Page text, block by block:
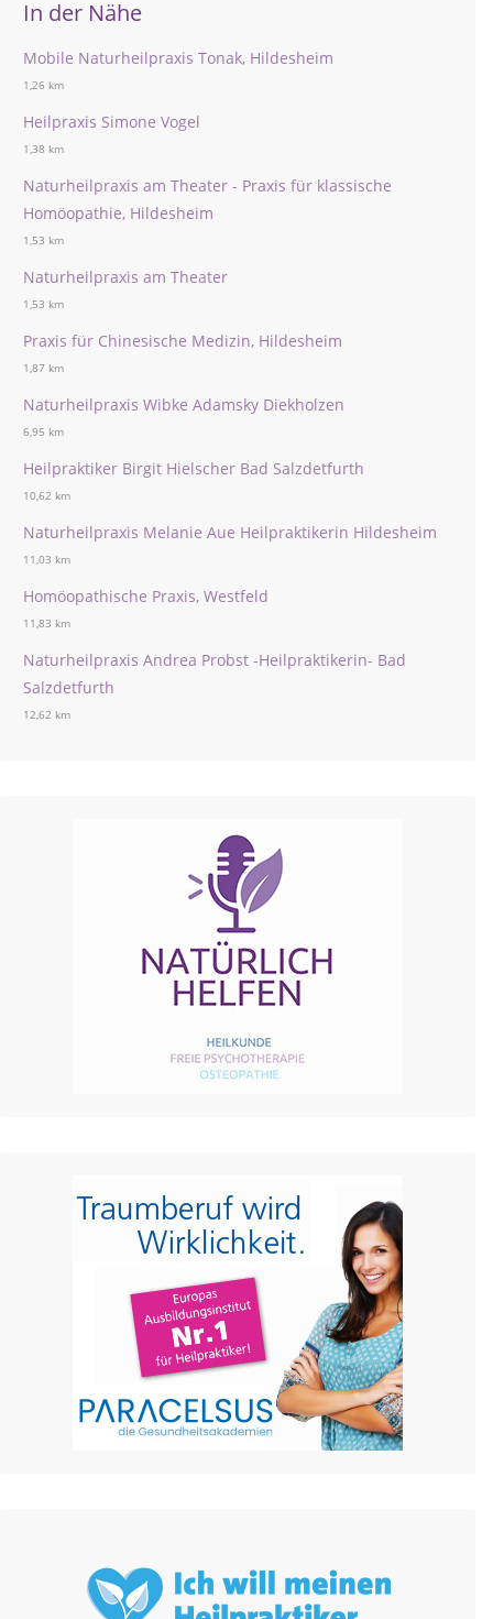
In der Nähe
Mobile Naturheilpraxis Tonak, Hildesheim
1,26 km
Heilpraxis Simone Vogel
1,38 km
Naturheilpraxis am Theater - Praxis für klassische
Homöopathie, Hildesheim
1,53 km
Naturheilpraxis am Theater
1,53 km
Praxis für Chinesische Medizin, Hildesheim
1,87 km
Naturheilpraxis Wibke Adamsky Diekholzen
6,95 km
Heilpraktiker Birgit Hielscher Bad Salzdetfurth
10,62 km
Naturheilpraxis Melanie Aue Heilpraktikerin Hildesheim
11,03 km
Homöopathische Praxis, Westfeld
11,83 km
Naturheilpraxis Andrea Probst -Heilpraktikerin- Bad
Salzdetfurth
12,62 km